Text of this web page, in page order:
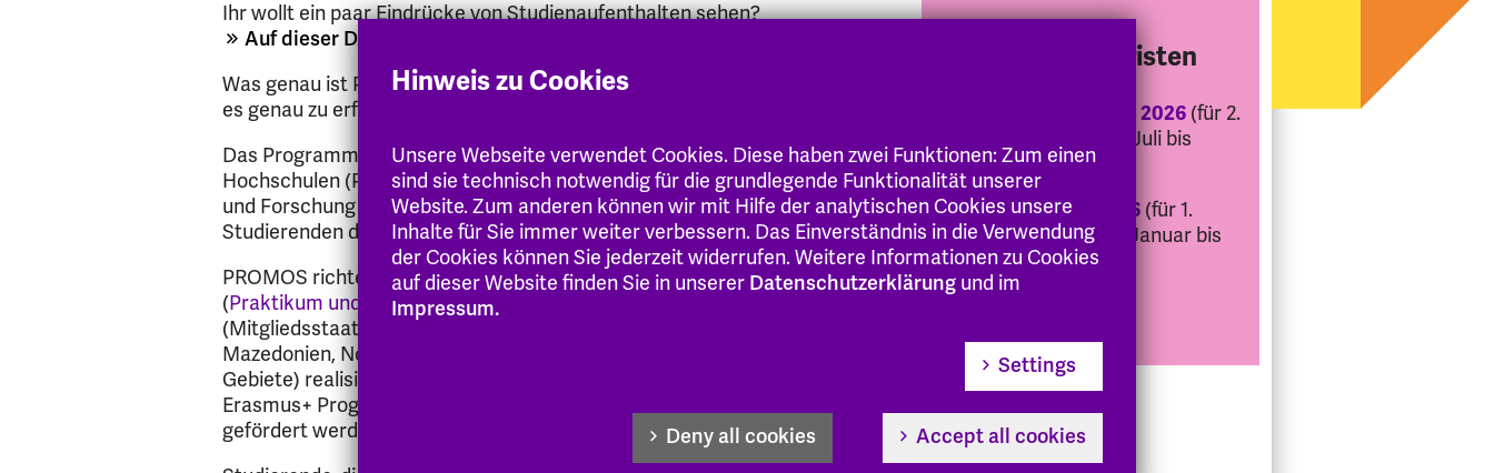
Ihr wollt ein paar Eindrücke von Studienaufenthalten sehen?
Auf dieser DAAD-Seite findet Ihr spannende Erfahrungsberichte
Was genau ist PROMOS? Schauen Sie sich die
es genau zu erfahren. PROMOS bewegt!
Das Programm zur Steigerung der Mobilität von Studierenden deutscher
Hochschulen (PROMOS), das aus Mitteln des Bundesminsteriums für Bildung
und Forschung (BMBF) gefördert wird, hat zum Ziel, die Mobilität von
Studierenden deutscher Hochschulen zu erhöhen.
PROMOS richtet sich an alle EHD Studierende, deren Auslandsvorhaben
(Praktikum und Studium) sich nicht innerhalb des ERASMUS+ Programms
(Mitgliedsstaaten der EU, Island, Liechtenstein, ehemalige Republik
Mazedonien, Norwegen, Türkei und die dazugehörigen überseeischen
Gebiete) realisieren lässt. Da die Schweiz und Großbritannien nicht mehr am
Erasmus+ Programm teilnehmen, können Praxis- und Studienaufenthalte
gefördert werden.
Bewerbungsfristen
Verlängert: 31. Mai 2026 (für 2.
Jahreshälfte 2026: Juli bis
Dezember)
15. November 2026 (für 1.
Jahreshälfte 2027: Januar bis
Juni)
Hinweis zu Cookies
Unsere Webseite verwendet Cookies. Diese haben zwei Funktionen: Zum einen
sind sie technisch notwendig für die grundlegende Funktionalität unserer
Website. Zum anderen können wir mit Hilfe der analytischen Cookies unsere
Inhalte für Sie immer weiter verbessern. Das Einverständnis in die Verwendung
der Cookies können Sie jederzeit widerrufen. Weitere Informationen zu Cookies
auf dieser Website finden Sie in unserer Datenschutzerklärung und im
Impressum.
Settings
Deny all cookies Accept all cookies